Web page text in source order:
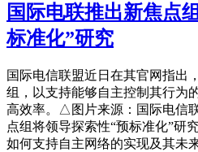
国际电联推出新焦点
标准化”研究
国际电信联盟近日在其官网指出
组，以支持能够自主控制其行为
高效率。△图片来源：国际电信
点组将领导探索性“预标准化”研
如何支持自主网络的实现及其未